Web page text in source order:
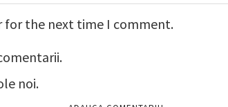
for the next time I comment.
noi.